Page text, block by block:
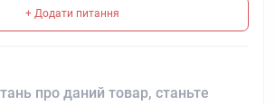
+ Додати питання
про даний товар, станьте